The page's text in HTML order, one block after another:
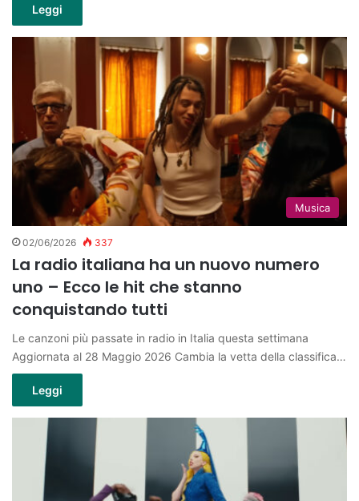
Leggi
Musica
02/06/2026 337
La radio italiana ha un nuovo numero
uno – Ecco le hit che stanno
conquistando tutti
Le canzoni più passate in radio in Italia questa settimana
Aggiornata al 28 Maggio 2026 Cambia la vetta della classifica…
Leggi